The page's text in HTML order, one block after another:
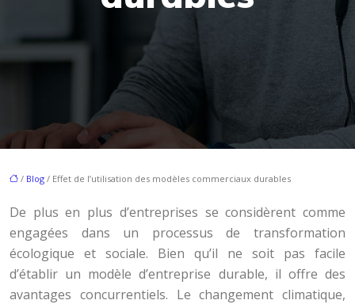
/ Blog / Effet de l’utilisation des modèles commerciaux durables
De plus en plus d’entreprises se considèrent comme
engagées dans un processus de transformation
écologique et sociale. Bien qu’il ne soit pas facile
d’établir un modèle d’entreprise durable, il offre des
avantages concurrentiels. Le changement climatique,